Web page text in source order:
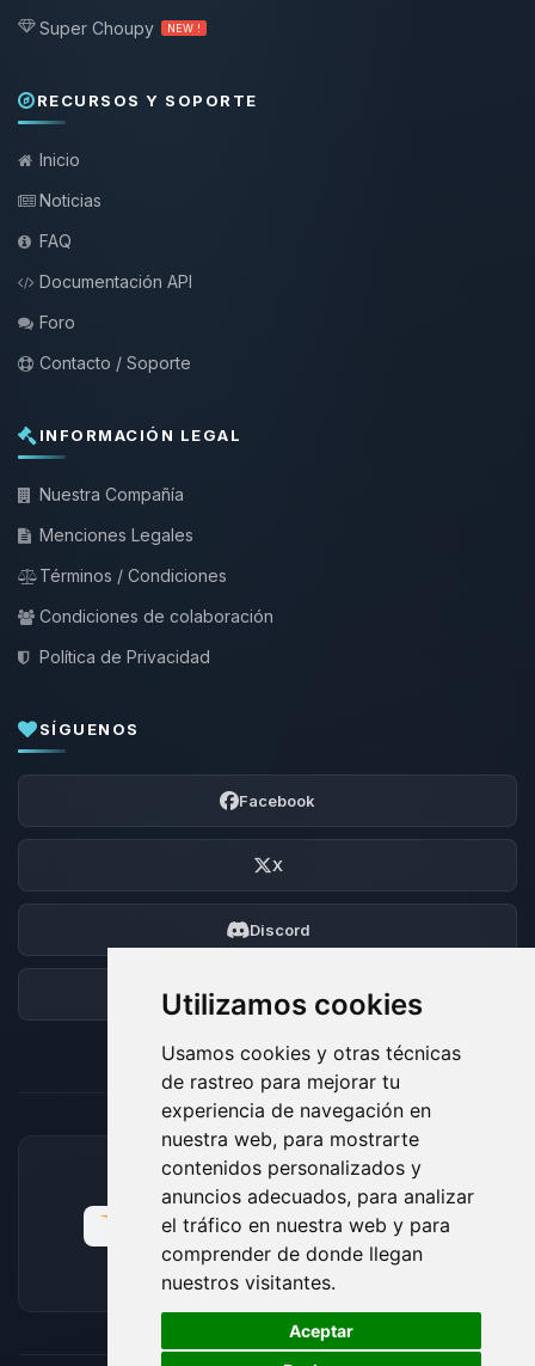
Utilizamos cookies
Usamos cookies y otras técnicas
de rastreo para mejorar tu
experiencia de navegación en
nuestra web, para mostrarte
contenidos personalizados y
anuncios adecuados, para analizar
el tráfico en nuestra web y para
comprender de donde llegan
nuestros visitantes.
Aceptar
Super Choupy NEW !
RECURSOS Y SOPORTE
Inicio
Noticias
FAQ
Documentación API
Foro
Contacto / Soporte
INFORMACIÓN LEGAL
Nuestra Compañía
Menciones Legales
Términos / Condiciones
Condiciones de colaboración
Política de Privacidad
SÍGUENOS
Facebook
X
Discord
Foro
MÉTODOS DE PAGO ACEPTADOS
🍪